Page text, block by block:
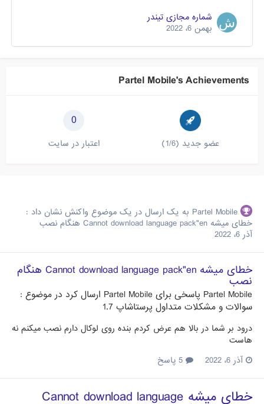
شماره مجازی تیندر
بهمن 6، 2022
Partel Mobile's Achievements
عضو جدید (1/6)
0
اعتبار در سایت
Partel Mobile به یک ارسال در یک موضوع واکنش نشان داد :
خطای میشه Cannot download language pack"en هنگام نصب
آذر 6، 2022
خطای میشه Cannot download language pack"en هنگام
نصب
Partel Mobile پاسخی برای Partel Mobile ارسال کرد در موضوع :
سوالات و مشکلات متداول پرستاشاپ 1.7
درود بر شما در بالا هم عرض کردم بنده روی لوکال دارم نصب میکنم نه
هاست
آذر 6، 2022
خطای میشه Cannot download language